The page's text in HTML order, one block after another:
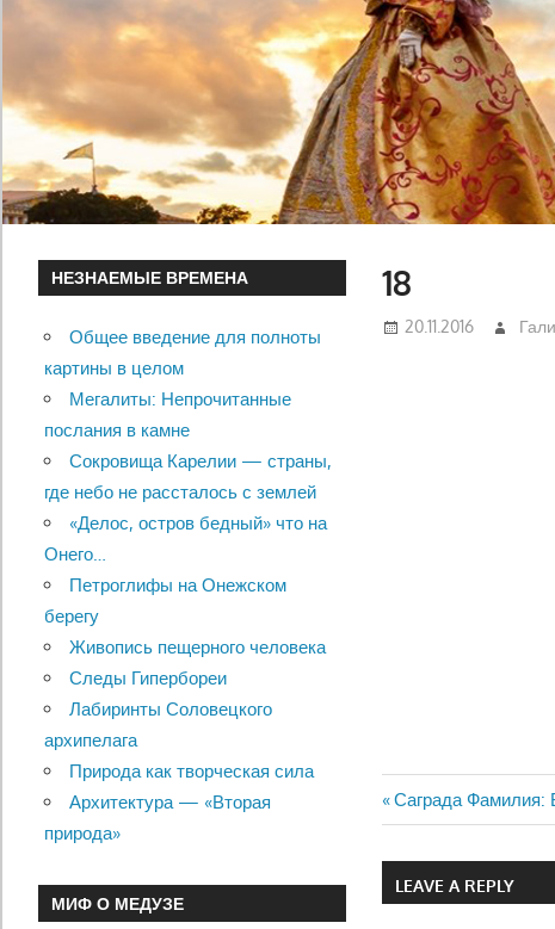
18
20.11.2016
по
Previous
Post:
Саграда Фамилия:
LEAVE A REPLY
НЕЗНАЕМЫЕ ВРЕМЕНА
Общее введение для полноты
картины в целом
Мегалиты: Непрочитанные
послания в камне
Сокровища Карелии — страны,
где небо не рассталось с землей
«Делос, остров бедный» что на
Онего…
Петроглифы на Онежском
берегу
Живопись пещерного человека
Следы Гипербореи
Лабиринты Соловецкого
архипелага
Природа как творческая сила
Архитектура — «Вторая
природа»
МИФ О МЕДУЗЕ